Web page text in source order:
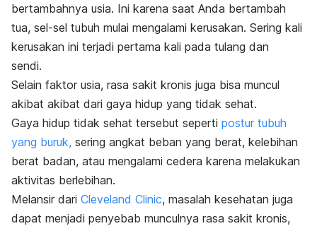
bertambahnya usia. Ini karena saat Anda bertambah
tua, sel-sel tubuh mulai mengalami kerusakan. Sering kali
kerusakan ini terjadi pertama kali pada tulang dan
sendi.
Selain faktor usia, rasa sakit kronis juga bisa muncul
akibat akibat dari gaya hidup yang tidak sehat.
Gaya hidup tidak sehat tersebut seperti postur tubuh
yang buruk, sering angkat beban yang berat, kelebihan
berat badan, atau mengalami cedera karena melakukan
aktivitas berlebihan.
Melansir dari Cleveland Clinic, masalah kesehatan juga
dapat menjadi penyebab munculnya rasa sakit kronis,